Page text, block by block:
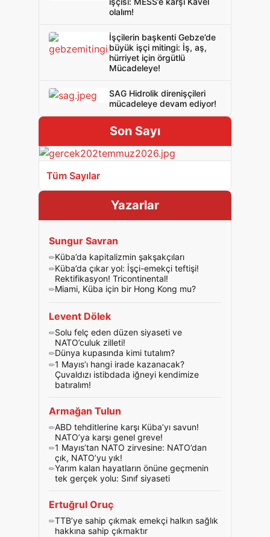
olalım!
İşçilerin başkenti Gebze’de
büyük işçi mitingi: İş, aş,
hürriyet için örgütlü
Mücadeleye!
SAG Hidrolik direnişçileri
mücadeleye devam ediyor!
Son Sayı
Tüm Sayılar
Yazarlar
Sungur Savran
Küba’da kapitalizmin şakşakçıları
Küba’da çıkar yol: İşçi-emekçi teftişi!
Rektifikasyon! Tricontinental!
Miami, Küba için bir Hong Kong mu?
Levent Dölek
Solu felç eden düzen siyaseti ve
NATO’culuk zilleti!
Dünya kupasında kimi tutalım?
1 Mayıs’ı hangi irade kazanacak?
Çuvaldızı istibdada iğneyi kendimize
batıralım!
Armağan Tulun
ABD tehditlerine karşı Küba’yı savun!
NATO’ya karşı genel greve!
1 Mayıs’tan NATO zirvesine: NATO’dan
çık, NATO’yu yık!
Yarım kalan hayatların önüne geçmenin
tek gerçek yolu: Sınıf siyaseti
Ertuğrul Oruç
TTB’ye sahip çıkmak emekçi halkın sağlık
hakkına sahip çıkmaktır